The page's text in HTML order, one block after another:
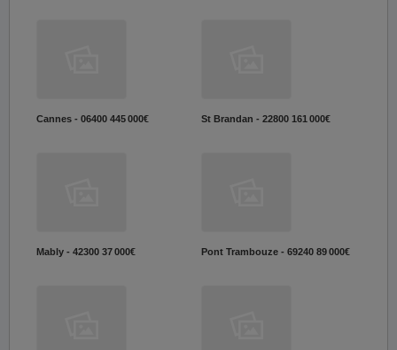
Cannes - 06400 445 000€ St Brandan - 22800 161 000€
Mably - 42300 37 000€ Pont Trambouze - 69240 89 000€